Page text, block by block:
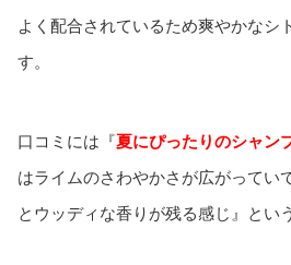
よく配合されているため爽やかなシ
す。
口コミには『夏にぴったりのシャン
はライムのさわやかさが広がってい
とウッディな香りが残る感じ』とい